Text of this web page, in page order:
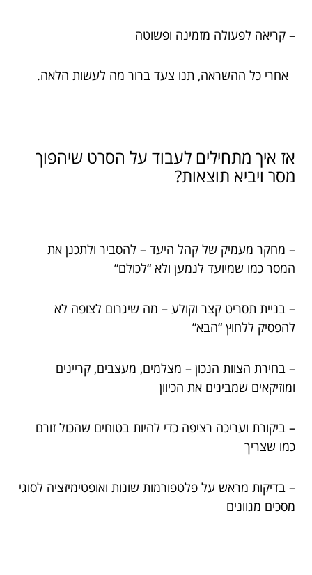
– קריאה לפעולה מזמינה ופשוטה
אחרי כל ההשראה, תנו צעד ברור מה לעשות הלאה.
אז איך מתחילים לעבוד על הסרט שיהפוך
מסר ויביא תוצאות?
– מחקר מעמיק של קהל היעד – להסביר ולתכנן את
המסר כמו שמיועד לנמען ולא “לכולם”
– בניית תסריט קצר וקולע – מה שיגרום לצופה לא
להפסיק ללחוץ “הבא”
– בחירת הצוות הנכון – מצלמים, מעצבים, קריינים
ומוזיקאים שמבינים את הכיוון
– ביקורת ועריכה רציפה כדי להיות בטוחים שהכול זורם
כמו שצריך
– בדיקות מראש על פלטפורמות שונות ואופטימיזציה לסוגי
מסכים מגוונים